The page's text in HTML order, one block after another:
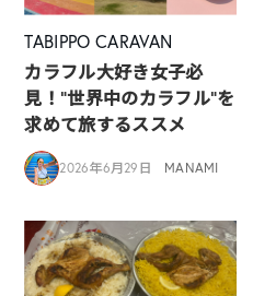
TABIPPO CARAVAN
カラフル大好き女子必
見！”世界中のカラフル”を
求めて旅するススメ
2026年6月29日 MANAMI